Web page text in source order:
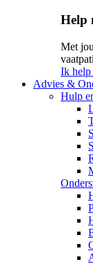
Help
Met
Ik help
Advies &
Hulp